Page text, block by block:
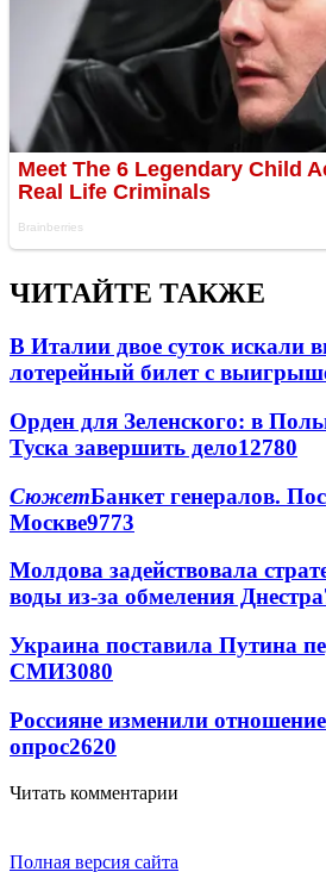
ЧИТАЙТЕ ТАКЖЕ
В Италии двое суток искали
лотерейный билет с
Орден для Зеленского: в
Туска завершить дело12780
СюжетБанкет генералов.
Москве9773
Молдова задействовала
воды из-за обмеления Днестра
Украина поставила Путина
СМИ3080
Россияне изменили
опрос2620
Читать комментарии
Полная версия сайта